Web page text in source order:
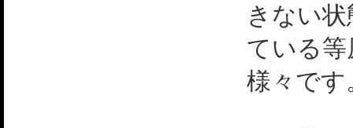
きない
ている
様々です